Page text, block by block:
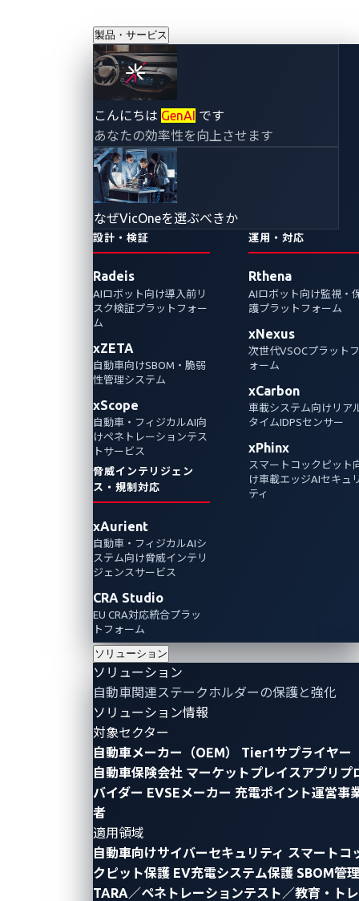
製品・サービス
こんにちは GenAI です
あなたの効率性を向上させます
なぜVicOneを選ぶべきか
設計・検証
Radeis
AIロボット向け導入前リ
スク検証プラットフォー
ム
xZETA
自動車向けSBOM・脆弱
性管理システム
xScope
自動車・フィジカルAI向
けペネトレーションテス
トサービス
脅威インテリジェン
ス・規制対応
xAurient
自動車・フィジカルAIシ
ステム向け脅威インテリ
ジェンスサービス
CRA Studio
EU CRA対応統合プラッ
トフォーム
運用・対応
Rthena
AIロボット向け監視・
護プラットフォーム
xNexus
次世代VSOCプラットフ
ォーム
xCarbon
車載システム向けリア
タイムIDPSセンサー
xPhinx
スマートコックピット
け車載エッジAIセキュ
ティ
ソリューション
ソリューション
自動車関連ステークホルダーの保護と強化
ソリューション情報
対象セクター
自動車メーカー（OEM）
Tier1サプライヤー
自動車保険会社 マーケットプレイスアプリプ
バイダー EVSEメーカー 充電ポイント運営事
者
適用領域
自動車向けサイバーセキュリティ スマートコ
クピット保護 EV充電システム保護 SBOM管理
TARA／ペネトレーションテスト／教育・トレ
ブログ
VicOne
セキ
ュリ
ティ
概況
レポ
半期
にお
車・
運
物流
分野